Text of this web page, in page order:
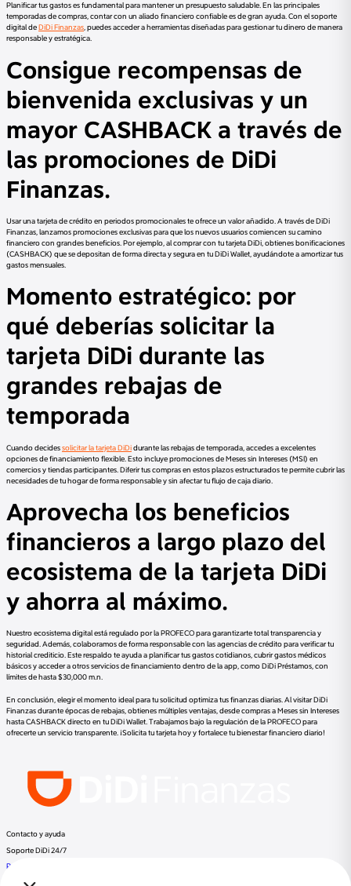
Planificar tus gastos es fundamental para mantener un presupuesto saludable. En las principales
temporadas de compras, contar con un aliado financiero confiable es de gran ayuda. Con el soporte
digital de DiDi Finanzas, puedes acceder a herramientas diseñadas para gestionar tu dinero de manera
responsable y estratégica.
Consigue recompensas de
bienvenida exclusivas y un
mayor CASHBACK a través de
las promociones de DiDi
Finanzas.
Usar una tarjeta de crédito en periodos promocionales te ofrece un valor añadido. A través de DiDi
Finanzas, lanzamos promociones exclusivas para que los nuevos usuarios comiencen su camino
financiero con grandes beneficios. Por ejemplo, al comprar con tu tarjeta DiDi, obtienes bonificaciones
(CASHBACK) que se depositan de forma directa y segura en tu DiDi Wallet, ayudándote a amortizar tus
gastos mensuales.
Momento estratégico: por
qué deberías solicitar la
tarjeta DiDi durante las
grandes rebajas de
temporada
Cuando decidessolicitar la tarjeta DiDidurante las rebajas de temporada, accedes a excelentes
opciones de financiamiento flexible. Esto incluye promociones de Meses sin Intereses (MSI) en
comercios y tiendas participantes. Diferir tus compras en estos plazos estructurados te permite cubrir las
necesidades de tu hogar de forma responsable y sin afectar tu flujo de caja diario.
Aprovecha los beneficios
financieros a largo plazo del
ecosistema de la tarjeta DiDi
y ahorra al máximo.
Nuestro ecosistema digital está regulado por la PROFECO para garantizarte total transparencia y
seguridad. Además, colaboramos de forma responsable con las agencias de crédito para verificar tu
historial crediticio. Este respaldo te ayuda a planificar tus gastos cotidianos, cubrir gastos médicos
básicos y acceder a otros servicios de financiamiento dentro de la app, como DiDi Préstamos, con
límites de hasta $30,000 m.n.
En conclusión, elegir el momento ideal para tu solicitud optimiza tus finanzas diarias. Al visitar DiDi
Finanzas durante épocas de rebajas, obtienes múltiples ventajas, desde compras a Meses sin Intereses
hasta CASHBACK directo en tu DiDi Wallet. Trabajamos bajo la regulación de la PROFECO para
ofrecerte un servicio transparente. ¡Solicita tu tarjeta hoy y fortalece tu bienestar financiero diario!
Contacto y ayuda
Soporte DiDi 24/7
Preguntas frecuentes
Llama a DiDi Finance al: